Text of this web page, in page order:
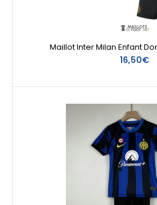
Maillot Inter Milan Enfant
16,50€